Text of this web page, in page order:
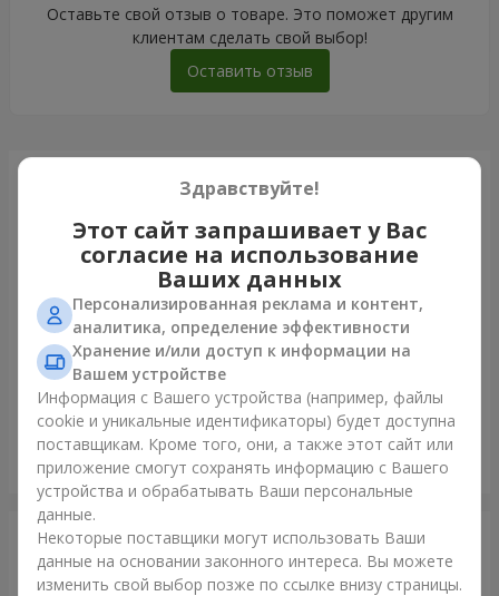
Оставьте свой отзыв о товаре. Это поможет другим
клиентам сделать свой выбор!
Оставить отзыв
Только что доставили
Букет "Лесная Нимфа"
Боярка
Фотогалерея
Здравствуйте!
Этот сайт запрашивает у Вас
согласие на использование
Ваших данных
Персонализированная реклама и контент,
аналитика, определение эффективности
Хранение и/или доступ к информации на
Вашем устройстве
Информация с Вашего устройства (например, файлы
cookie и уникальные идентификаторы) будет доступна
поставщикам. Кроме того, они, а также этот сайт или
приложение смогут сохранять информацию с Вашего
устройства и обрабатывать Ваши персональные
данные.
Некоторые поставщики могут использовать Ваши
данные на основании законного интереса. Вы можете
изменить свой выбор позже по ссылке внизу страницы.